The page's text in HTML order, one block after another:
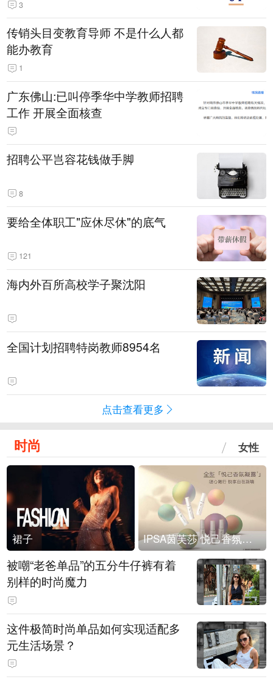
3
传销头目变教育导师 不是什么人都
能办教育
1
广东佛山:已叫停季华中学教师招聘
工作 开展全面核查
招聘公平岂容花钱做手脚
8
要给全体职工"应休尽休"的底气
121
海内外百所高校学子聚沈阳
全国计划招聘特岗教师8954名
点击查看更多
时尚 女性
裙子 IPSA茵芙莎 悦己香氛凝露上市
被嘲“老爸单品”的五分牛仔裤有着
别样的时尚魔力
这件极简时尚单品如何实现适配多
元生活场景？